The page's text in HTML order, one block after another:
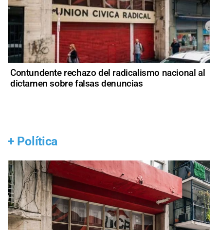
Contundente rechazo del radicalismo nacional al
dictamen sobre falsas denuncias
+ Política